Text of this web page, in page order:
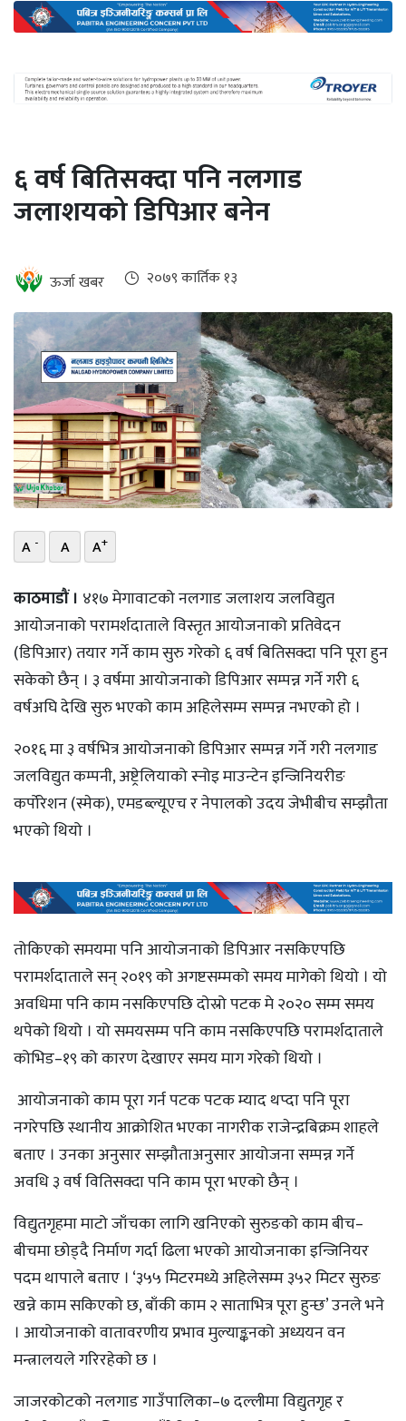
ऊर्जा
दक्षता
खबर
हरित
इभी
सम्पादकीय
बैंक
पर्यटन
भिडियो
छापा
खोज
प्रोफाइल
ऊर्जा
विशेष
६ वर्ष बितिसक्दा पनि नलगाड
जलाशयको डिपिआर बनेन
ऊर्जा खबर २०७९ कार्तिक १३
A - A A+
काठमाडौं । ४१७ मेगावाटको नलगाड जलाशय जलविद्युत
आयोजनाको परामर्शदाताले विस्तृत आयोजनाको प्रतिवेदन
(डिपिआर) तयार गर्ने काम सुरु गरेको ६ वर्ष बितिसक्दा पनि पूरा हुन
सकेको छैन् । ३ वर्षमा आयोजनाको डिपिआर सम्पन्न गर्ने गरी ६
वर्षअघि देखि सुरु भएको काम अहिलेसम्म सम्पन्न नभएको हो ।
२०१६ मा ३ वर्षभित्र आयोजनाको डिपिआर सम्पन्न गर्ने गरी नलगाड
जलविद्युत कम्पनी, अष्ट्रेलियाको स्नोइ माउन्टेन इन्जिनियरीङ
कर्पोरेशन (स्मेक), एमडब्ल्यूएच र नेपालको उदय जेभीबीच सम्झौता
भएको थियो ।
तोकिएको समयमा पनि आयोजनाको डिपिआर नसकिएपछि
परामर्शदाताले सन् २०१९ को अगष्टसम्मको समय मागेको थियो । यो
अवधिमा पनि काम नसकिएपछि दोस्रो पटक मे २०२० सम्म समय
थपेको थियो । यो समयसम्म पनि काम नसकिएपछि परामर्शदाताले
कोभिड–१९ को कारण देखाएर समय माग गरेको थियो ।
आयोजनाको काम पूरा गर्न पटक पटक म्याद थप्दा पनि पूरा
नगरेपछि स्थानीय आक्रोशित भएका नागरीक राजेन्द्रबिक्रम शाहले
बताए । उनका अनुसार सम्झौताअनुसार आयोजना सम्पन्न गर्ने
अवधि ३ वर्ष वितिसक्दा पनि काम पूरा भएको छैन् ।
विद्युतगृहमा माटो जाँचका लागि खनिएको सुरुङको काम बीच–
बीचमा छोड्दै निर्माण गर्दा ढिला भएको आयोजनाका इन्जिनियर
पदम थापाले बताए । ‘३५५ मिटरमध्ये अहिलेसम्म ३५२ मिटर सुरुङ
खन्ने काम सकिएको छ, बाँकी काम २ साताभित्र पूरा हुन्छ’ उनले भने
। आयोजनाको वातावरणीय प्रभाव मुल्याङ्कनको अध्ययन वन
मन्त्रालयले गरिरहेको छ ।
जाजरकोटको नलगाड गाउँपालिका–७ दल्लीमा विद्युतगृह र